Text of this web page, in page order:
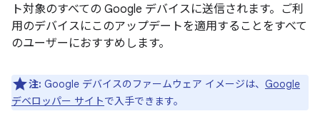
ト対象のすべての Google デバイスに送信されます。ご利
用のデバイスにこのアップデートを適用することをすべて
のユーザーにおすすめします。
注: Google デバイスのファームウェア イメージは、 Google
デベロッパー サイトで入手できます。